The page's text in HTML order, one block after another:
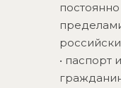
• паспорт